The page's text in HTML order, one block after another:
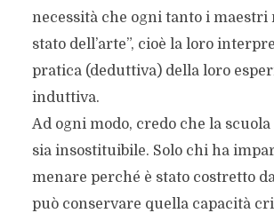
necessità che ogni tanto i maestri
stato dell’arte”, cioè la loro
pratica (deduttiva) della loro
induttiva.
Ad ogni modo, credo che la
sia insostituibile. Solo chi ha
menare perché è stato costretto
può conservare quella capacità